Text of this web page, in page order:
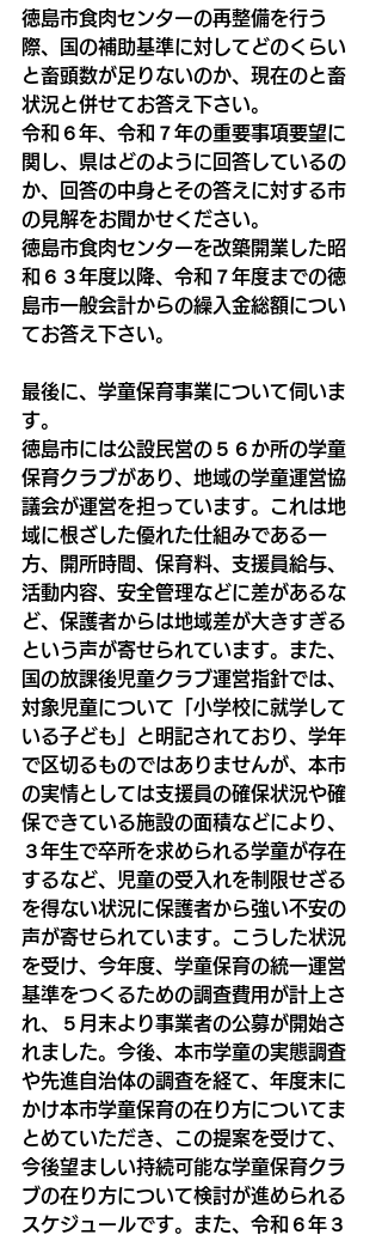
徳島市食肉センターの再整備を行う
際、国の補助基準に対してどのくらい
と畜頭数が足りないのか、現在のと畜
状況と併せてお答え下さい。
令和６年、令和７年の重要事項要望に
関し、県はどのように回答しているの
か、回答の中身とその答えに対する市
の見解をお聞かせください。
徳島市食肉センターを改築開業した昭
和６３年度以降、令和７年度までの徳
島市一般会計からの繰入金総額につい
てお答え下さい。
最後に、学童保育事業について伺いま
す。
徳島市には公設民営の５６か所の学童
保育クラブがあり、地域の学童運営協
議会が運営を担っています。これは地
域に根ざした優れた仕組みである一
方、開所時間、保育料、支援員給与、
活動内容、安全管理などに差があるな
ど、保護者からは地域差が大きすぎる
という声が寄せられています。また、
国の放課後児童クラブ運営指針では、
対象児童について「小学校に就学して
いる子ども」と明記されており、学年
で区切るものではありませんが、本市
の実情としては支援員の確保状況や確
保できている施設の面積などにより、
３年生で卒所を求められる学童が存在
するなど、児童の受入れを制限せざる
を得ない状況に保護者から強い不安の
声が寄せられています。こうした状況
を受け、今年度、学童保育の統一運営
基準をつくるための調査費用が計上さ
れ、５月末より事業者の公募が開始さ
れました。今後、本市学童の実態調査
や先進自治体の調査を経て、年度末に
かけ本市学童保育の在り方についてま
とめていただき、この提案を受けて、
今後望ましい持続可能な学童保育クラ
ブの在り方について検討が進められる
スケジュールです。また、令和６年３